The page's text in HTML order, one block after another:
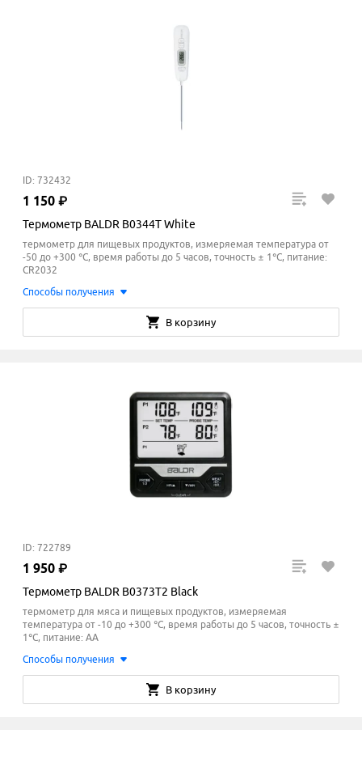
ID: 732432
1 150 ₽
Термометр BALDR B0344T White
термометр для пищевых продуктов, измеряемая температура от
-50 до +300 °C, время работы до 5 часов, точность ± 1°С, питание:
CR2032
Способы получения
В корзину
ID: 722789
1 950 ₽
Термометр BALDR B0373T2 Black
термометр для мяса и пищевых продуктов, измеряемая
температура от -10 до +300 °C, время работы до 5 часов, точность ±
1°С, питание: AA
Способы получения
В корзину